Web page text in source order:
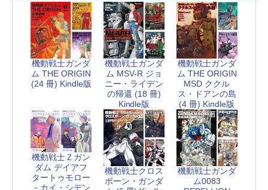
機動戦士ガンダ
ム THE ORIGIN
(24 冊) Kindle版
機動戦士ガンダ
ム MSV-R ジョ
ニー・ライデン
の帰還 (18 冊)
Kindle版
機動戦士ガンダ
ム THE ORIGIN
MSD ククル
ス・ドアンの島
(4 冊) Kindle版
機動戦士Ｚガン
ダム デイアフ
タートゥモロー
－カイ・シデン
機動戦士クロス
ボーン・ガンダ
機動戦士ガンダ
ム0083